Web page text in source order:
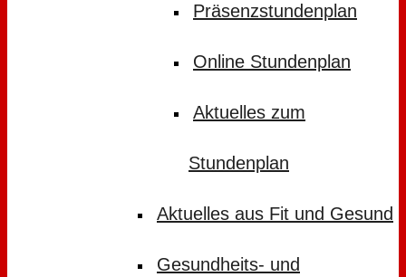
Präsenzstundenplan
Online Stundenplan
Aktuelles zum
Stundenplan
Aktuelles aus Fit und Gesund
Gesundheits- und